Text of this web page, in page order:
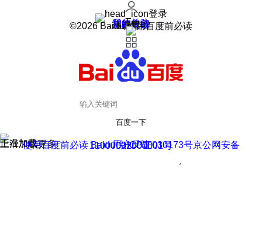
登录
我的关注
我的收藏
皮肤中心
用户反馈
设置
©2026 Baidu 使用百度前必读
百度一下
正在加载
上滑加载更多 用户反馈
使用百度前必读 Baidu 京ICP证030173号
京公网安备11000002000001号